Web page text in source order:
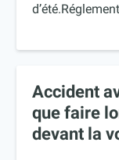
Accident
que faire
devant la